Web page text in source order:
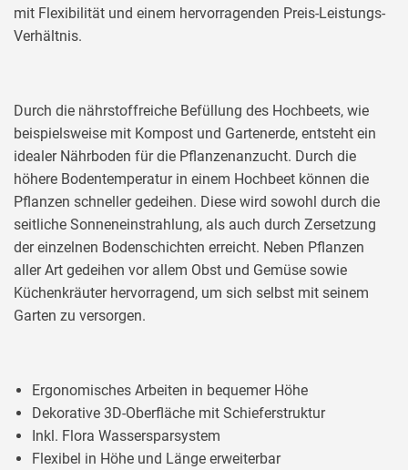
mit Flexibilität und einem hervorragenden Preis-Leistungs-
Verhältnis.
Durch die nährstoffreiche Befüllung des Hochbeets, wie
beispielsweise mit Kompost und Gartenerde, entsteht ein
idealer Nährboden für die Pflanzenanzucht. Durch die
höhere Bodentemperatur in einem Hochbeet können die
Pflanzen schneller gedeihen. Diese wird sowohl durch die
seitliche Sonneneinstrahlung, als auch durch Zersetzung
der einzelnen Bodenschichten erreicht. Neben Pflanzen
aller Art gedeihen vor allem Obst und Gemüse sowie
Küchenkräuter hervorragend, um sich selbst mit seinem
Garten zu versorgen.
Ergonomisches Arbeiten in bequemer Höhe
Dekorative 3D-Oberfläche mit Schieferstruktur
Inkl. Flora Wassersparsystem
Flexibel in Höhe und Länge erweiterbar